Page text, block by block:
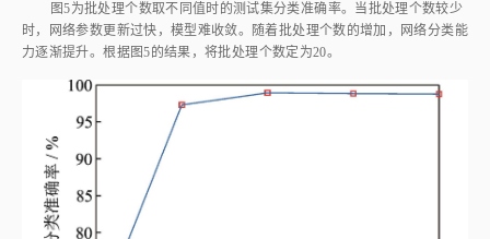
时，网络参数更新过快，模型难收敛。随着批处理个数的增加，网络分类能
力逐渐提升。根据图5 的结果，将批处理个数定为20。